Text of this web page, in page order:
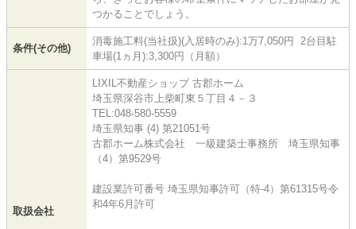
つかることでしょう。
条件(その他)
消毒施工料(当社扱)(入居時のみ):1万7,050円 2台目駐
車場(1ヵ月):3,300円（月額）
取扱会社
LIXIL不動産ショップ 古郡ホーム
埼玉県深谷市上柴町東５丁目４－３
TEL:048-580-5559
埼玉県知事 (4) 第21051号
古郡ホーム株式会社 一級建築士事務所 埼玉県知事
（4）第9529号
建設業許可番号 埼玉県知事許可（特-4）第61315号令
和4年6月許可